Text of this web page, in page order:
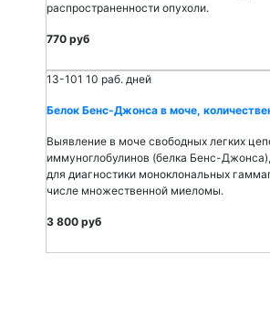
распространенности опухоли.
770 руб
13-101 10 раб. дней
Белок Бенс-Джонса в моче,
Выявление в моче свободных легких
иммуноглобулинов (белка Бенс-
для диагностики моноклональных
числе множественной миеломы.
3 800 руб